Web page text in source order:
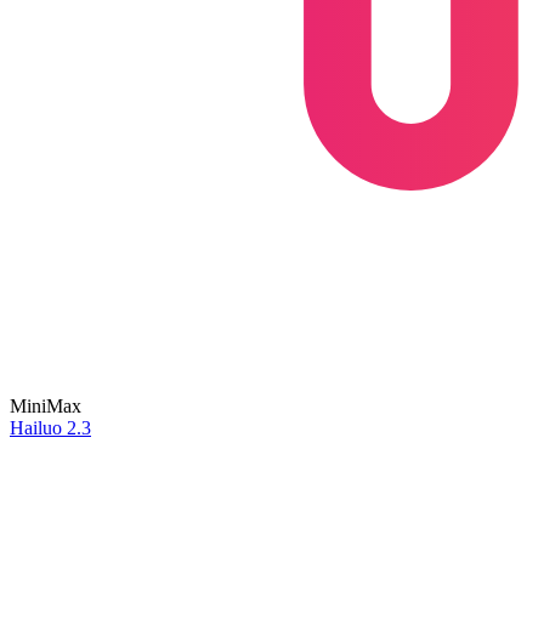
MiniMax
Hailuo 2.3